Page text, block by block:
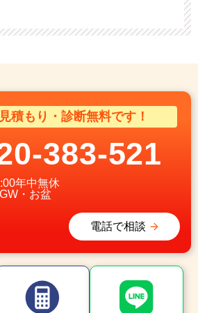
積もり・診断無料です！
383-521
年中無休
・お盆
電話で相談